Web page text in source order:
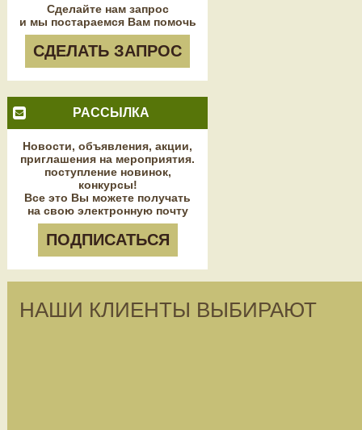
Сделайте нам запрос
и мы постараемся Вам помочь
СДЕЛАТЬ ЗАПРОС
РАССЫЛКА
Новости, объявления, акции,
приглашения на мероприятия.
поступление новинок,
конкурсы!
Все это Вы можете получать
на свою электронную почту
ПОДПИСАТЬСЯ
НАШИ КЛИЕНТЫ ВЫБИРАЮТ